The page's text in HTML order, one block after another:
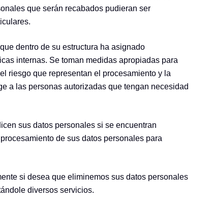
que serán recabados pudieran ser
dentro de su estructura ha asignado
internas. Se toman medidas apropiadas para
riesgo que representan el procesamiento y la
a las personas autorizadas que tengan necesidad
sus datos personales si se encuentran
de sus datos personales para
si desea que eliminemos sus datos personales
diversos servicios.